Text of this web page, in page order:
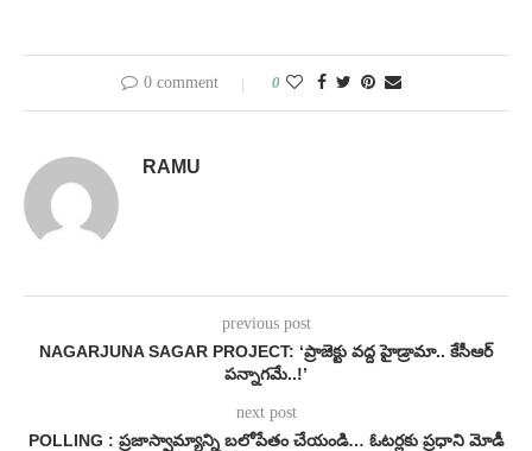
0 comment 0
RAMU
previous post
NAGARJUNA SAGAR PROJECT: ‘ప్రాజెక్టు వద్ద హైడ్రామా.. కేసీఆర్‌
పన్నాగమే..!’
next post
POLLING : ప్రజాస్వామ్యాన్ని బలోపేతం చేయండి… ఓటర్లకు ప్రధాని మోడీ